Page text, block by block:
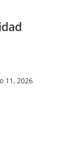
11, 2026